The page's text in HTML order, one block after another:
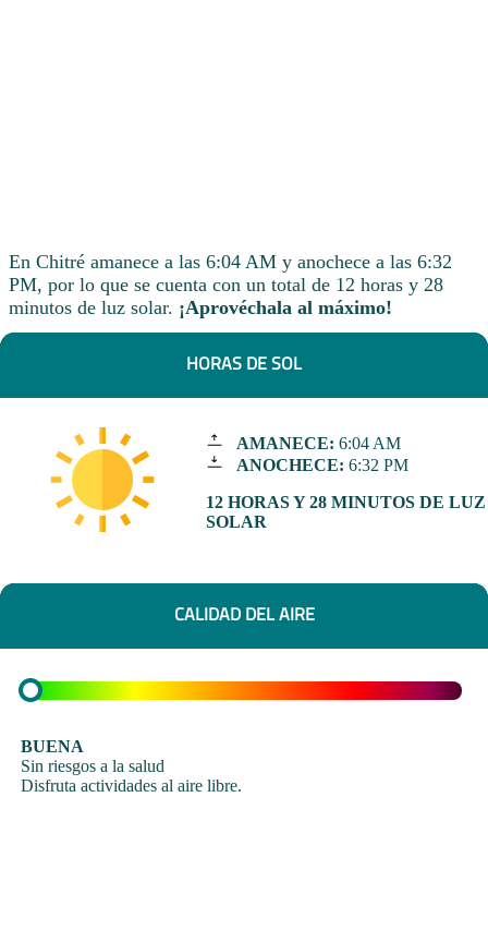
En Chitré amanece a las 6:04 AM y anochece a las 6:32
PM, por lo que se cuenta con un total de 12 horas y 28
minutos de luz solar. ¡Aprovéchala al máximo!
HORAS DE SOL
AMANECE: 6:04 AM
ANOCHECE: 6:32 PM
12 HORAS Y 28 MINUTOS DE LUZ
SOLAR
CALIDAD DEL AIRE
BUENA
Sin riesgos a la salud
Disfruta actividades al aire libre.